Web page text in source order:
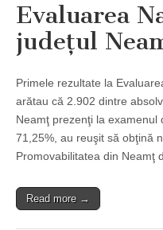
Evaluarea
judeţul
Primele rezultate la
arătau că 2.902 dintre
Neamţ prezenţi la examenul
71,25%, au reuşit să obţină
Promovabilitatea din Neamţ
Read more →